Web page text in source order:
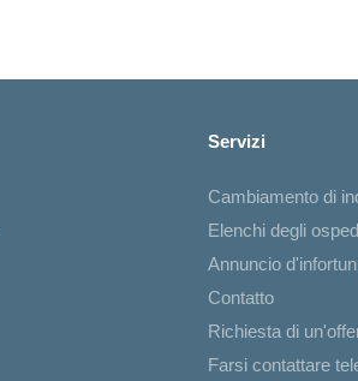
Servizi
Cambiamento di
Elenchi degli
Annuncio
Contatto
Richiesta di
Farsi contattare